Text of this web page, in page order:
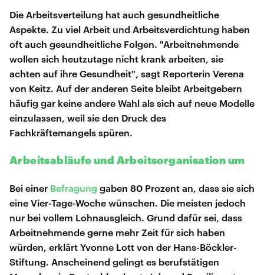
Die Arbeitsverteilung hat auch gesundheitliche
Aspekte. Zu viel Arbeit und Arbeitsverdichtung haben
oft auch gesundheitliche Folgen. "Arbeitnehmende
wollen sich heutzutage nicht krank arbeiten, sie
achten auf ihre Gesundheit", sagt Reporterin Verena
von Keitz. Auf der anderen Seite bleibt Arbeitgebern
häufig gar keine andere Wahl als sich auf neue Modelle
einzulassen, weil sie den Druck des
Fachkräftemangels spüren.
Arbeitsabläufe und Arbeitsorganisation um
Bei einer Befragung gaben 80 Prozent an, dass sie sich
eine Vier-Tage-Woche wünschen. Die meisten jedoch
nur bei vollem Lohnausgleich. Grund dafür sei, dass
Arbeitnehmende gerne mehr Zeit für sich haben
würden, erklärt Yvonne Lott von der Hans-Böckler-
Stiftung. Anscheinend gelingt es berufstätigen